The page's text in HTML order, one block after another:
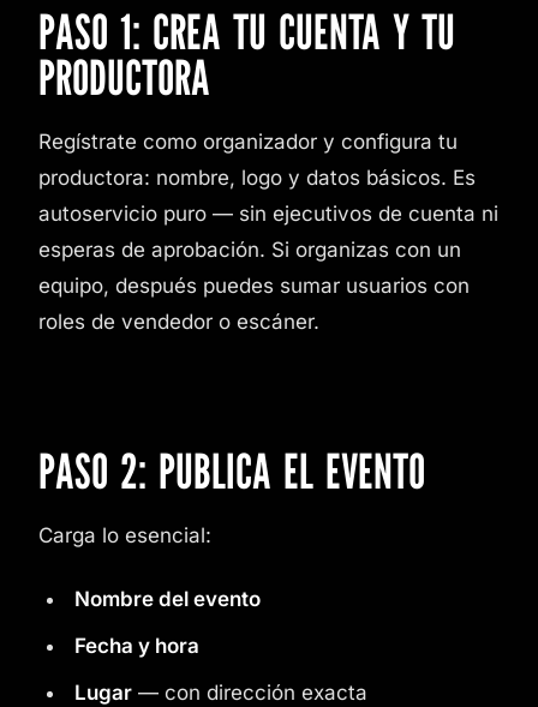
PASO 1: CREA TU CUENTA Y TU
PRODUCTORA
Regístrate como organizador y configura tu
productora: nombre, logo y datos básicos. Es
autoservicio puro — sin ejecutivos de cuenta ni
esperas de aprobación. Si organizas con un
equipo, después puedes sumar usuarios con
roles de vendedor o escáner.
PASO 2: PUBLICA EL EVENTO
Carga lo esencial:
Nombre del evento
Fecha y hora
Lugar— con dirección exacta